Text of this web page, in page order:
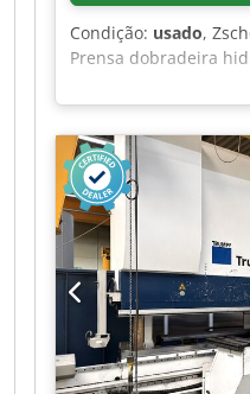
Condição: usado,
Prensa dobradeira
fabricação: 1967
de dobra: 630 t -
atü - Passagem entre
Comprimento
Avanço: 375 mm -
Distância das
ferramentas: 300 -
- Bombas principais:
2x 153 l/min - Vazão
Dksdpfx Ahjzf Hnio
0,75 kW Instalação: -
6960 x 3250 mm -
- Subsolo frontal: